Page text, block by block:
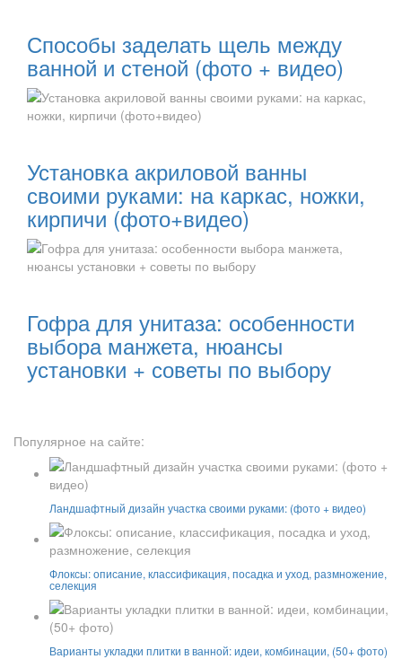
Способы заделать щель между
ванной и стеной (фото + видео)
Установка акриловой ванны
своими руками: на каркас, ножки,
кирпичи (фото+видео)
Гофра для унитаза: особенности
выбора манжета, нюансы
установки + советы по выбору
Популярное на сайте:
Ландшафтный дизайн участка своими руками: (фото + видео)
Флоксы: описание, классификация, посадка и уход, размножение,
селекция
Варианты укладки плитки в ванной: идеи, комбинации, (50+ фото)